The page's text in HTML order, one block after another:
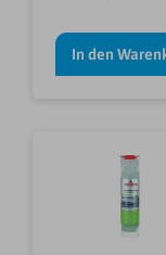
In den